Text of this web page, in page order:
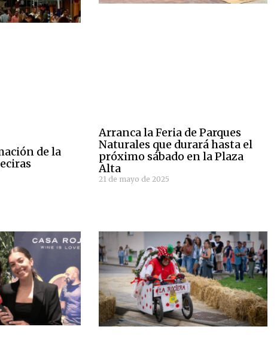
de la
Arranca la Feria de Parques
Naturales que durará hasta el
próximo sábado en la Plaza
Alta
21 de mayo de 2025